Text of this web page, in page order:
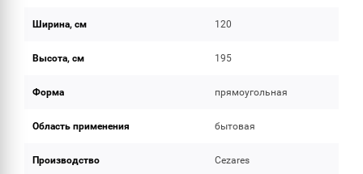
Ширина, см 120
Высота, см 195
Форма прямоугольная
Область применения бытовая
Производство Cezares